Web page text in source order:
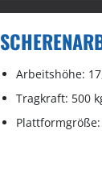
Arbeitshöhe:
Tragkraft: 500